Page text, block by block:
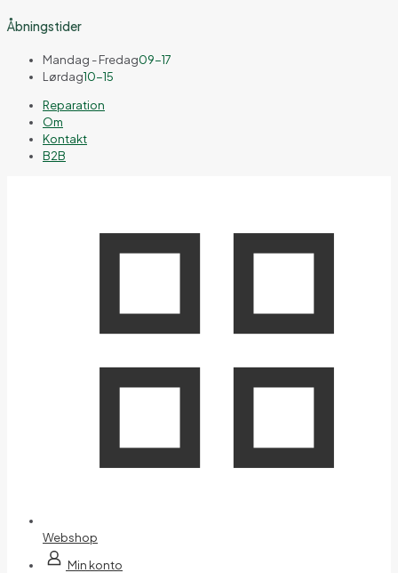
Åbningstider
Mandag - Fredag09-17
Lørdag10-15
Reparation
Om
Kontakt
B2B
Webshop
Min konto